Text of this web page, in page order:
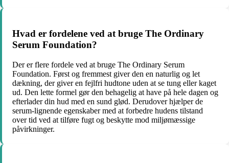
Hvad er fordelene ved at bruge The Ordinary
Serum Foundation?
Der er flere fordele ved at bruge The Ordinary Serum
Foundation. Først og fremmest giver den en naturlig og let
dækning, der giver en fejlfri hudtone uden at se tung eller kaget
ud. Den lette formel gør den behagelig at have på hele dagen og
efterlader din hud med en sund glød. Derudover hjælper de
serum-lignende egenskaber med at forbedre hudens tilstand
over tid ved at tilføre fugt og beskytte mod miljømæssige
påvirkninger.